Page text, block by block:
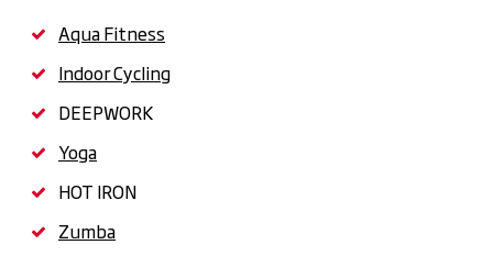
Aqua Fitness
Indoor Cycling
DEEPWORK
Yoga
HOT IRON
Zumba